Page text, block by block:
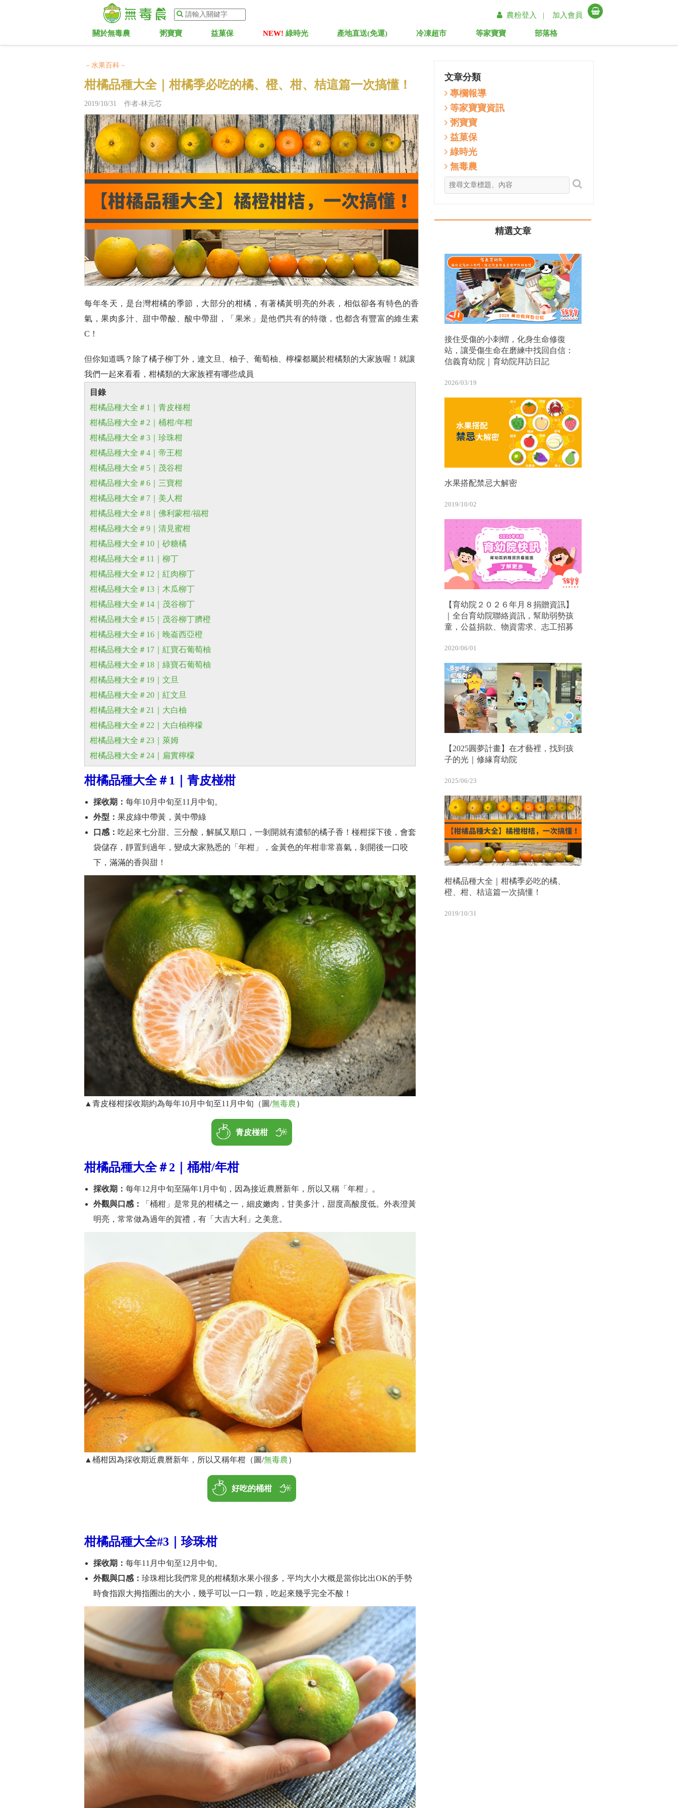
農粉登入 | 加入會員
關於無毒農 粥寶寶 益菓保 NEW! 綠時光 產地直送(免運) 冷凍超市 等家寶寶 部落格
－水果百科－
柑橘品種大全｜柑橘季必吃的橘、橙、柑、桔這篇一次搞懂！
2019/10/31 作者-林元芯
每年冬天，是台灣柑橘的季節，大部分的柑橘，有著橘黃明亮的外表，相似卻各有特色的香
氣，果肉多汁、甜中帶酸、酸中帶甜，「果米」是他們共有的特徵，也都含有豐富的維生素
C！
但你知道嗎？除了橘子柳丁外，連文旦、柚子、葡萄柚、檸檬都屬於柑橘類的大家族喔！就讓
我們一起來看看，柑橘類的大家族裡有哪些成員
目錄
柑橘品種大全＃1｜青皮椪柑
柑橘品種大全＃2｜桶柑/年柑
柑橘品種大全＃3｜珍珠柑
柑橘品種大全＃4｜帝王柑
柑橘品種大全＃5｜茂谷柑
柑橘品種大全＃6｜三寶柑
柑橘品種大全＃7｜美人柑
柑橘品種大全＃8｜佛利蒙柑/福柑
柑橘品種大全＃9｜清見蜜柑
柑橘品種大全＃10｜砂糖橘
柑橘品種大全＃11｜柳丁
柑橘品種大全＃12｜紅肉柳丁
柑橘品種大全＃13｜木瓜柳丁
柑橘品種大全＃14｜茂谷柳丁
柑橘品種大全＃15｜茂谷柳丁臍橙
柑橘品種大全＃16｜晚崙西亞橙
柑橘品種大全＃17｜紅寶石葡萄柚
柑橘品種大全＃18｜綠寶石葡萄柚
柑橘品種大全＃19｜文旦
柑橘品種大全＃20｜紅文旦
柑橘品種大全＃21｜大白柚
柑橘品種大全＃22｜大白柚檸檬
柑橘品種大全＃23｜萊姆
柑橘品種大全＃24｜扁實檸檬
柑橘品種大全＃1｜ 青皮椪柑
採收期： 每年10月中旬至11月中旬。
外型： 果皮綠中帶黃，黃中帶綠
口感： 吃起來七分甜、三分酸，解膩又順口，一剝開就有濃郁的橘子香！椪柑採下後，會套
袋儲存，靜置到過年，變成大家熟悉的「年柑」，金黃色的年柑非常喜氣，剝開後一口咬
下，滿滿的香與甜！
▲青皮椪柑採收期約為每年10月中旬至11月中旬（圖/無毒農）
青皮椪柑
柑橘品種大全＃2｜ 桶柑/年柑
採收期： 每年12月中旬至隔年1月中旬，因為接近農曆新年，所以又稱「年柑」。
外觀與口感：
「桶柑」是常見的柑橘之一，細皮嫩肉，甘美多汁，甜度高酸度低。外表澄黃
明亮，常常做為過年的賀禮，有「大吉大利」之美意。
▲桶柑因為採收期近農曆新年，所以又稱年柑（圖/無毒農）
好吃的桶柑
柑橘品種大全#3｜珍珠柑
採收期： 每年11月中旬至12月中旬。
外觀與口感： 珍珠柑比我們常見的柑橘類水果小很多，平均大小大概是當你比出OK的手勢
時食指跟大拇指圈出的大小，幾乎可以一口一顆，吃起來幾乎完全不酸！
文章分類
專欄報導
等家寶寶資訊
粥寶寶
益菓保
綠時光
無毒農
精選文章
接住受傷的小刺蝟，化身生命修復
站，讓受傷生命在磨練中找回自信：
信義育幼院｜育幼院拜訪日記
2026/03/19
水果搭配禁忌大解密
2019/10/02
【育幼院２０２６年月８捐贈資訊】
｜全台育幼院聯絡資訊，幫助弱勢孩
童，公益捐款、物資需求、志工招募
2020/06/01
【2025圓夢計畫】在才藝裡，找到孩
子的光｜修緣育幼院
2025/06/23
柑橘品種大全｜柑橘季必吃的橘、
橙、柑、桔這篇一次搞懂！
2019/10/31